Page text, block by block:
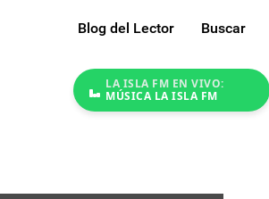
Blog del Lector Buscar
LA ISLA FM EN VIVO:
MÚSICA LA ISLA FM